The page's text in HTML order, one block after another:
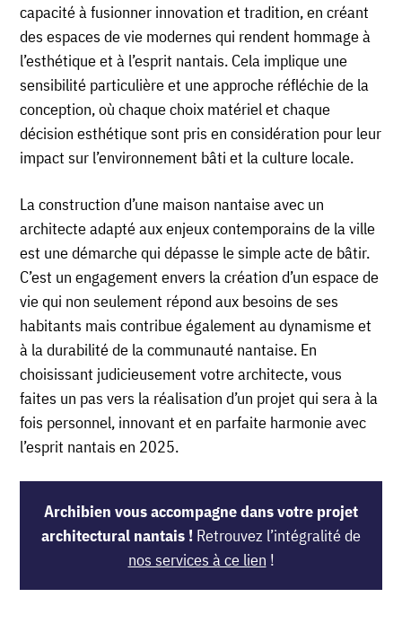
capacité à fusionner innovation et tradition, en créant
des espaces de vie modernes qui rendent hommage à
l’esthétique et à l’esprit nantais. Cela implique une
sensibilité particulière et une approche réfléchie de la
conception, où chaque choix matériel et chaque
décision esthétique sont pris en considération pour leur
impact sur l’environnement bâti et la culture locale.
La construction d’une maison nantaise avec un
architecte adapté aux enjeux contemporains de la ville
est une démarche qui dépasse le simple acte de bâtir.
C’est un engagement envers la création d’un espace de
vie qui non seulement répond aux besoins de ses
habitants mais contribue également au dynamisme et
à la durabilité de la communauté nantaise. En
choisissant judicieusement votre architecte, vous
faites un pas vers la réalisation d’un projet qui sera à la
fois personnel, innovant et en parfaite harmonie avec
l’esprit nantais en 2025.
Archibien vous accompagne dans votre projet
architectural nantais ! Retrouvez l’intégralité de
nos services à ce lien !